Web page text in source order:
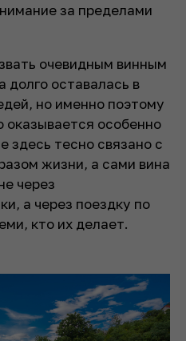
за пределами
очевидным винным
долго оставалась в
но именно поэтому
оказывается особенно
здесь тесно связано с
жизни, а сами вина
через
а через поездку по
кто их делает.